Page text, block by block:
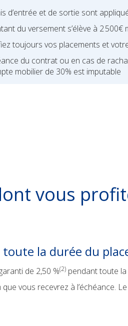
d’entrée et de sortie sont
du versement s’élève à 2 500€
toujours vos placements et
du contrat ou en cas de
mobilier de 30% est imputable
vous
la durée du
de 2,50 %(2) pendant toute
vous recevrez à l’échéance.